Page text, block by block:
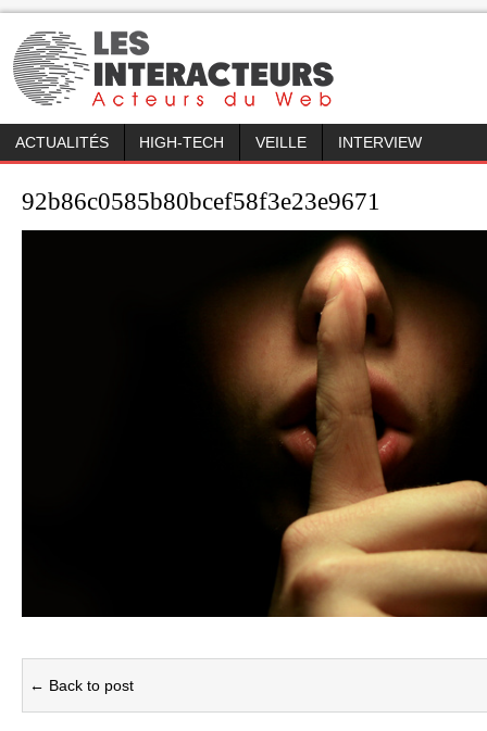
ACTUALITÉS HIGH-TECH VEILLE INTERVIEW
92b86c0585b80bcef58f3e23e9671
← Back to post